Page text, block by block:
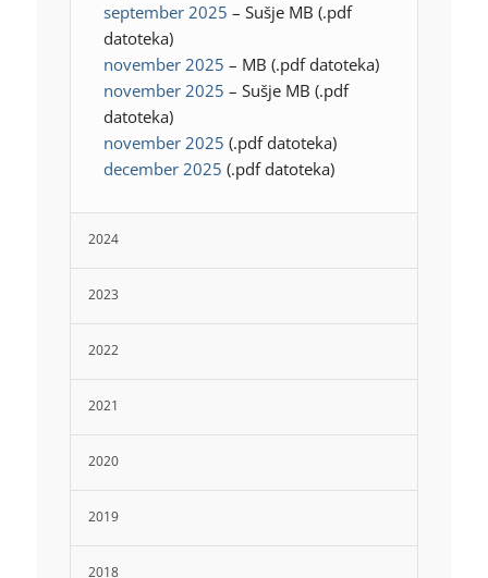
september 2025 – Sušje MB (.pdf
datoteka)
november 2025 – MB (.pdf datoteka)
november 2025 – Sušje MB (.pdf
datoteka)
november 2025 (.pdf datoteka)
december 2025 (.pdf datoteka)
2024
2023
2022
2021
2020
2019
2018